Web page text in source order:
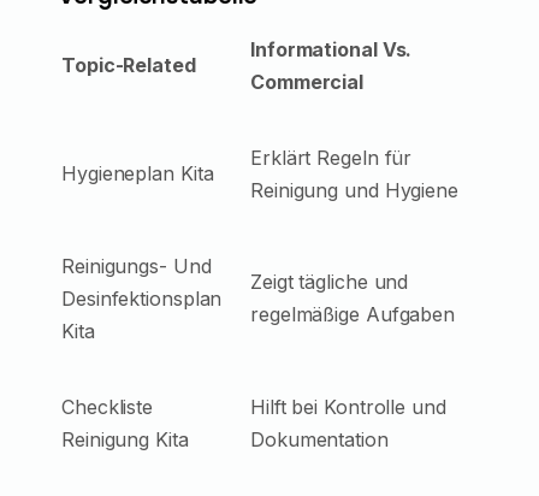
Topic-Related
Informational Vs.
Commercial
Hygieneplan Kita
Erklärt Regeln für
Reinigung und Hygiene
Reinigungs- Und
Desinfektionsplan
Kita
Zeigt tägliche und
regelmäßige Aufgaben
Checkliste
Reinigung Kita
Hilft bei Kontrolle und
Dokumentation